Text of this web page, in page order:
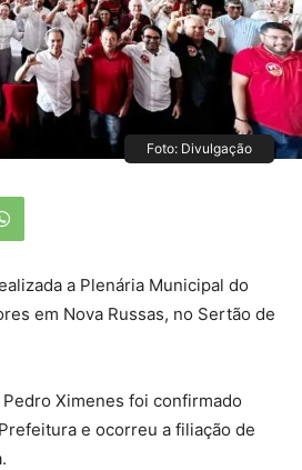
Foto: Divulgação
a Plenária Municipal do
em Nova Russas, no Sertão de
Ximenes foi confirmado
e ocorreu a filiação de